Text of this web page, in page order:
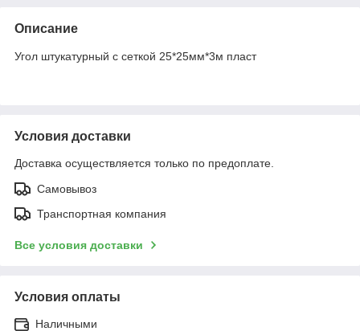
Описание
Угол штукатурный с сеткой 25*25мм*3м пласт
Условия доставки
Доставка осуществляется только по предоплате.
Самовывоз
Транспортная компания
Все условия доставки
Условия оплаты
Наличными